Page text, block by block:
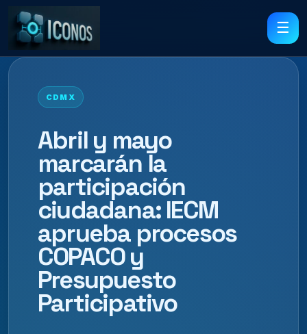
☰
CDMX
Abril y mayo
marcarán la
participación
ciudadana: IECM
aprueba procesos
COPACO y
Presupuesto
Participativo